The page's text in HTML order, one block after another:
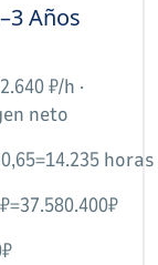
Años
₽/h ·
neto
horas